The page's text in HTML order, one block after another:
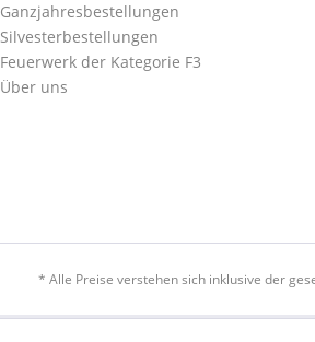
Ganzjahresbestellungen
Silvesterbestellungen
Feuerwerk der Kategorie F3
Über uns
* Alle Preise verstehen sich inklusive der